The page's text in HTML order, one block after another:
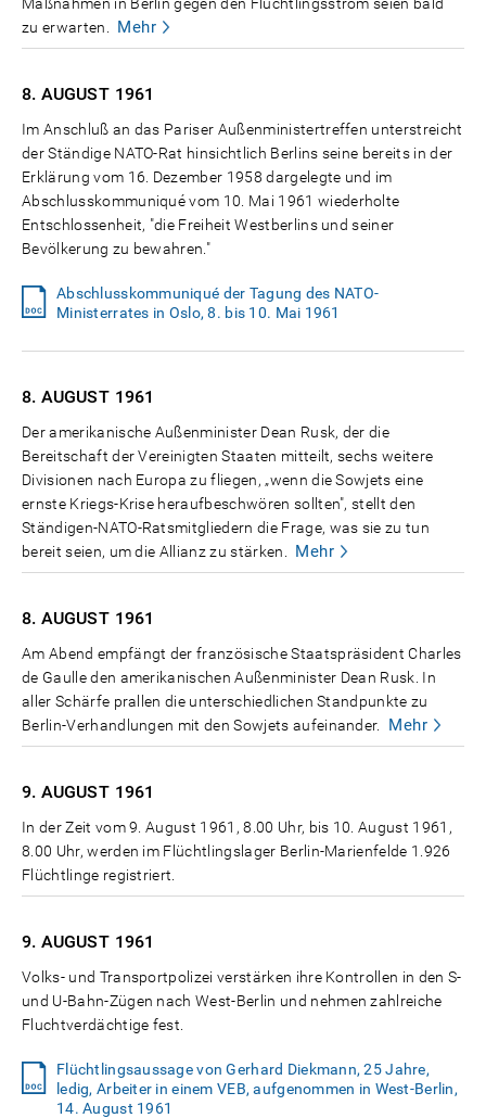
zu erwarten.
Mehr
8. AUGUST 1961
Im Anschluß an das Pariser Außenministertreffen unterstreicht
der Ständige NATO-Rat hinsichtlich Berlins seine bereits in der
Erklärung vom 16. Dezember 1958 dargelegte und im
Abschlusskommuniqué vom 10. Mai 1961 wiederholte
Entschlossenheit, "die Freiheit Westberlins und seiner
Bevölkerung zu bewahren."
Abschlusskommuniqué der Tagung des NATO-
Ministerrates in Oslo, 8. bis 10. Mai 1961
8. AUGUST 1961
Der amerikanische Außenminister Dean Rusk, der die
Bereitschaft der Vereinigten Staaten mitteilt, sechs weitere
Divisionen nach Europa zu fliegen, „wenn die Sowjets eine
ernste Kriegs-Krise heraufbeschwören sollten", stellt den
Ständigen-NATO-Ratsmitgliedern die Frage, was sie zu tun
bereit seien, um die Allianz zu stärken.
Mehr
8. AUGUST 1961
Am Abend empfängt der französische Staatspräsident Charles
de Gaulle den amerikanischen Außenminister Dean Rusk. In
aller Schärfe prallen die unterschiedlichen Standpunkte zu
Berlin-Verhandlungen mit den Sowjets aufeinander.
Mehr
9. AUGUST 1961
In der Zeit vom 9. August 1961, 8.00 Uhr, bis 10. August 1961,
8.00 Uhr, werden im Flüchtlingslager Berlin-Marienfelde 1.926
Flüchtlinge registriert.
9. AUGUST 1961
Volks- und Transportpolizei verstärken ihre Kontrollen in den S-
und U-Bahn-Zügen nach West-Berlin und nehmen zahlreiche
Fluchtverdächtige fest.
Flüchtlingsaussage von Gerhard Diekmann, 25 Jahre,
ledig, Arbeiter in einem VEB, aufgenommen in West-Berlin,
14. August 1961